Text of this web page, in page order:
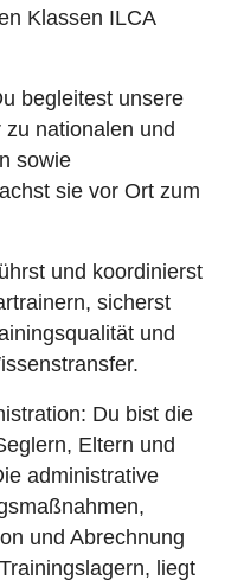
Klassen ILCA
begleitest unsere
nationalen und
sowie
sie vor Ort zum
und koordinierst
sicherst
und
Du bist die
Eltern und
administrative
und Abrechnung
liegt